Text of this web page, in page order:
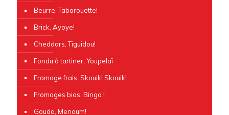
Beurre, Tabarouette!
Brick, Ayoye!
Cheddars, Tiguidou!
Fondu à tartiner, Youpelaï
Fromage frais, Skouik! Skouik!
Fromages bios, Bingo !
Gouda, Menoum!